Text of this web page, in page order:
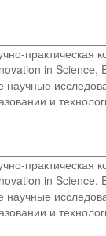
практическая
in Science,
научные
и
практическая
in Science,
научные
и